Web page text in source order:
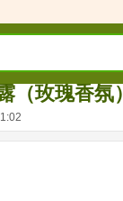
（玫瑰香氛）